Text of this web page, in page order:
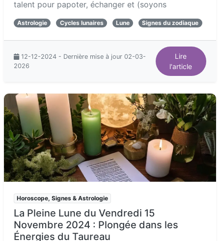
talent pour papoter, échanger et (soyons
Astrologie Cycles lunaires Lune Signes du zodiaque
12-12-2024 - Dernière mise à jour 02-03-
2026
Lire
l'article
Horoscope, Signes & Astrologie
La Pleine Lune du Vendredi 15
Novembre 2024 : Plongée dans les
Énergies du Taureau